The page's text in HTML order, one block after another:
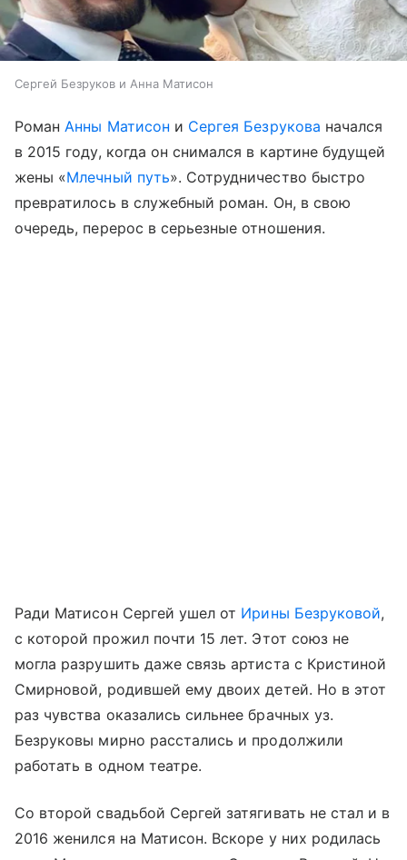
Сергей Безруков и Анна Матисон
РоманАнны Матисон и Сергея Безрукова начался
в 2015 году, когда он снимался в картине будущей
жены «Млечный путь». Сотрудничество быстро
превратилось в служебный роман. Он, в свою
очередь, перерос в серьезные отношения.
Ради Матисон Сергей ушел от Ирины Безруковой,
с которой прожил почти 15 лет. Этот союз не
могла разрушить даже связь артиста с Кристиной
Смирновой, родившей ему двоих детей. Но в этот
раз чувства оказались сильнее брачных уз.
Безруковы мирно расстались и продолжили
работать в одном театре.
Со второй свадьбой Сергей затягивать не стал и в
2016 женился на Матисон. Вскоре у них родилась